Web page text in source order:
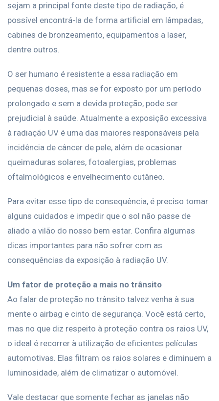
sejam a principal fonte deste tipo de radiação, é
possível encontrá-la de forma artificial em lâmpadas,
cabines de bronzeamento, equipamentos a laser,
dentre outros.
O ser humano é resistente a essa radiação em
pequenas doses, mas se for exposto por um período
prolongado e sem a devida proteção, pode ser
prejudicial à saúde. Atualmente a exposição excessiva
à radiação UV é uma das maiores responsáveis pela
incidência de câncer de pele, além de ocasionar
queimaduras solares, fotoalergias, problemas
oftalmológicos e envelhecimento cutâneo.
Para evitar esse tipo de consequência, é preciso tomar
alguns cuidados e impedir que o sol não passe de
aliado a vilão do nosso bem estar. Confira algumas
dicas importantes para não sofrer com as
consequências da exposição à radiação UV.
Um fator de proteção a mais no trânsito
Ao falar de proteção no trânsito talvez venha à sua
mente o airbag e cinto de segurança. Você está certo,
mas no que diz respeito à proteção contra os raios UV,
o ideal é recorrer à utilização de eficientes películas
automotivas. Elas filtram os raios solares e diminuem a
luminosidade, além de climatizar o automóvel.
Vale destacar que somente fechar as janelas não